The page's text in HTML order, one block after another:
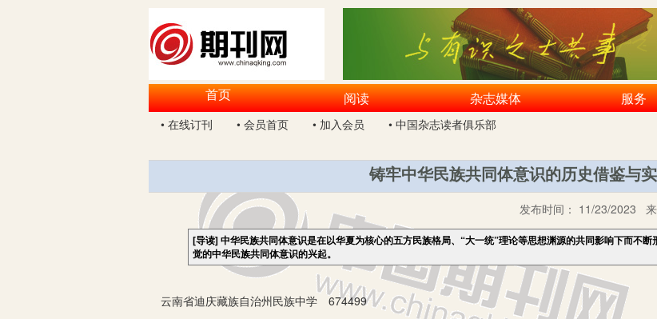
首页 阅读 杂志媒体 服务
• 在线订刊
• 会员首页 • 加入会员 • 中国杂志读者俱乐部
铸牢中华民族共同体意识的历史借鉴与
发布时间： 11/23/2023 来
[导读]中华民族共同体意识是在以华夏为核心的五方民族格局、“大一统”理论等思想渊源的共同影响下而不
觉的中华民族共同体意识的兴起。
云南省迪庆藏族自治州民族中学 674499